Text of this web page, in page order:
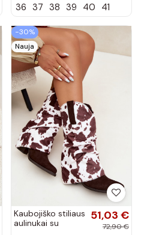
kulniukais iš
šokolado
spalvos...
36 37 38 39 40 41
−30%
Nauja
Kaubojiško stiliaus
aulinukai su
51,03 €
72,90 €